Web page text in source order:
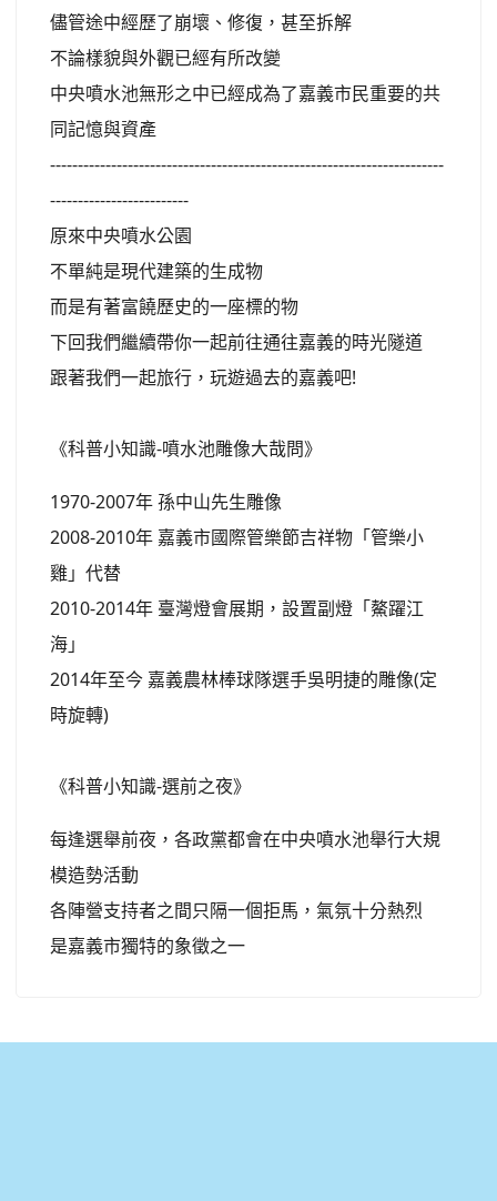
儘管途中經歷了崩壞、修復，甚至拆解
不論樣貌與外觀已經有所改變
中央噴水池無形之中已經成為了嘉義市民重要的共
同記憶與資產
-----------------------------------------------------------------------
-------------------------
原來中央噴水公園
不單純是現代建築的生成物
而是有著富饒歷史的一座標的物
下回我們繼續帶你一起前往通往嘉義的時光隧道
跟著我們一起旅行，玩遊過去的嘉義吧!
《科普小知識-噴水池雕像大哉問》
1970-2007年 孫中山先生雕像
2008-2010年 嘉義市國際管樂節吉祥物「管樂小
雞」代替
2010-2014年 臺灣燈會展期，設置副燈「鰲躍江
海」
2014年至今 嘉義農林棒球隊選手吳明捷的雕像(定
時旋轉)
《科普小知識-選前之夜》
每逢選舉前夜，各政黨都會在中央噴水池舉行大規
模造勢活動
各陣營支持者之間只隔一個拒馬，氣氛十分熱烈
是嘉義市獨特的象徵之一